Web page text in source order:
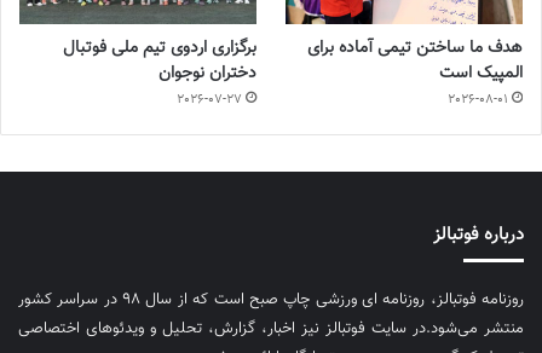
هدف ما ساختن تیمی آماده برای
المپیک است
2026-08-01
برگزاری اردوی تیم ملی فوتبال
دختران نوجوان
2026-07-27
درباره فوتبالز
روزنامه فوتبالز، روزنامه ای ورزشی چاپ صبح است که از سال ۹۸ در سراسر کشور
منتشر می‌شود.در سایت فوتبالز نیز اخبار، گزارش، تحلیل و ویدئوهای اختصاصی